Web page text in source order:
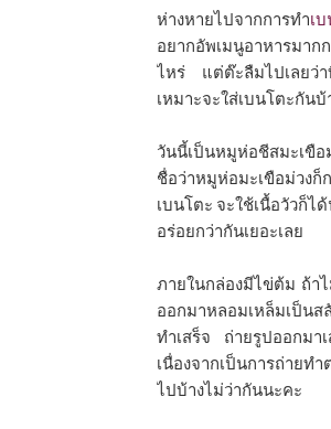
ห่างหายไปจากการทำเ
อยากอัพเมนูอาหารมา
ไหร่ แต่ต๊ะลืมไปเลยว่า
เหมาะจะใส่เบนโตะกันบ้
วันนี้เป็นหมูห่อชีสมะเขือ
ชื่อว่าหมูห่อมะเขือม่วงก็
เบนโตะ จะใช้เนื้อวัวก็ไ
อร่อยกว่ากันเยอะเลย
ภายในกล่องมีไข่ต้ม ถ้า
ออกมาหลอมเหล็มเป็นส
ทำเสร็จ ถ่ายรูปออกมา
เนื่องจากเป็นการถ่ายท
ไปบ้างไม่ว่ากันนะคะ